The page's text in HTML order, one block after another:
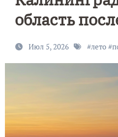
область
Июл 5, 2026 #лето#